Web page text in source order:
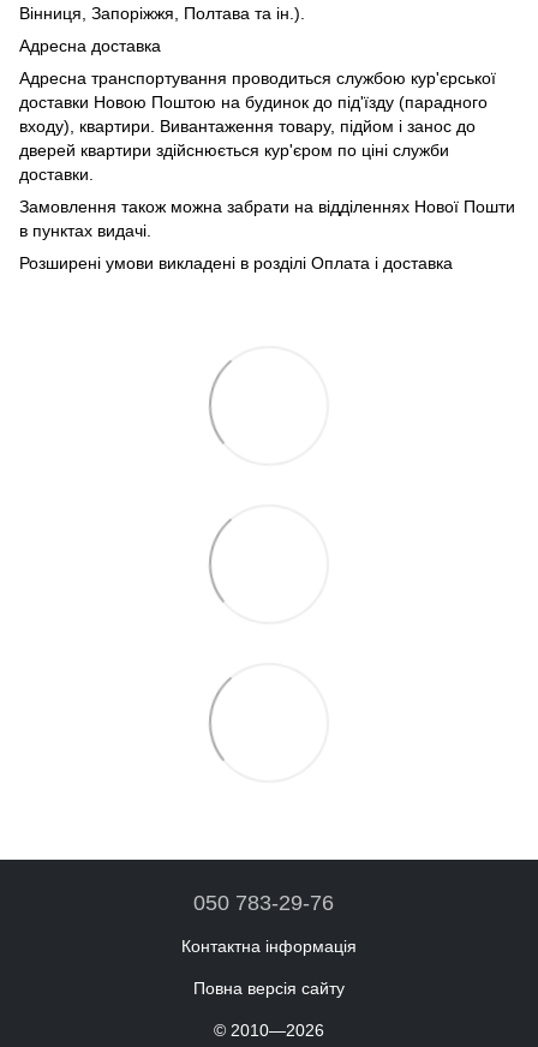
Вінниця, Запоріжжя, Полтава та ін.).
Адресна доставка
Адресна транспортування проводиться службою кур'єрської
доставки Новою Поштою на будинок до під'їзду (парадного
входу), квартири. Вивантаження товару, підйом і занос до
дверей квартири здійснюється кур'єром по ціні служби
доставки.
Замовлення також можна забрати на відділеннях Нової Пошти
в пунктах видачі.
Розширені умови викладені в розділі Оплата і доставка
050 783-29-76
Контактна інформація
Повна версія сайту
© 2010—2026